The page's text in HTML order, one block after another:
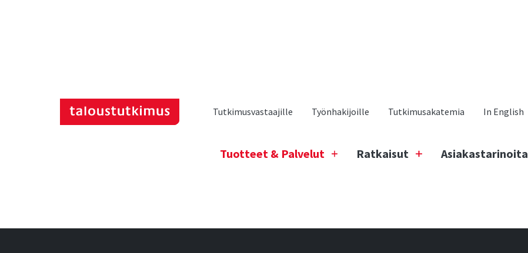
Tutkimusvastaajille Työnhakijoille Tutkimusakatemia In English
Tuotteet & Palvelut Ratkaisut Asiakastarinoita